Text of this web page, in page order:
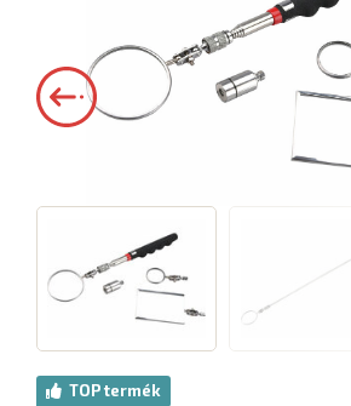
TOP termék